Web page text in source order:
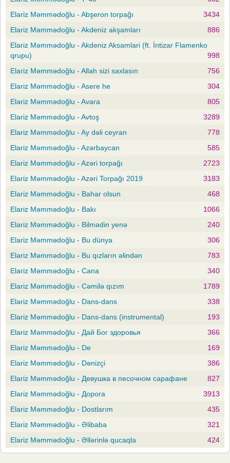
Elariz Məmmədoğlu - Abşeron torpağı
3434
Elariz Məmmədoğlu - Akdeniz akşamları
886
Elariz Məmmədoğlu - Akdeniz Aksamlari (ft. İntizar Flamenko
qrupu)
998
Elariz Məmmədoğlu - Allah sizi saxlasın
756
Elariz Məmmədoğlu - Asere he
304
Elariz Məmmədoğlu - Avara
805
Elariz Məmmədoğlu - Avtoş
3289
Elariz Məmmədoğlu - Ay dəli ceyran
778
Elariz Məmmədoğlu - Azərbaycan
585
Elariz Məmmədoğlu - Azəri torpağı
2723
Elariz Məmmədoğlu - Azəri Torpağı 2019
3183
Elariz Məmmədoğlu - Bahar olsun
468
Elariz Məmmədoğlu - Bakı
1066
Elariz Məmmədoğlu - Bilmədin yenə
240
Elariz Məmmədoğlu - Bu dünya
306
Elariz Məmmədoğlu - Bu qızların əlindən
783
Elariz Məmmədoğlu - Cana
340
Elariz Məmmədoğlu - Cəmilə qızım
1789
Elariz Məmmədoğlu - Dans-dans
338
Elariz Məmmədoğlu - Dans-dans (instrumental)
193
Elariz Məmmədoğlu - Дай Бог здоровья
366
Elariz Məmmədoğlu - De
169
Elariz Məmmədoğlu - Dənizçi
386
Elariz Məmmədoğlu - Девушка в песочном сарафане
827
Elariz Məmmədoğlu - Дорога
3913
Elariz Məmmədoğlu - Dostlarım
435
Elariz Məmmədoğlu - Əlibaba
321
Elariz Məmmədoğlu - Əllərinlə qucaqla
424